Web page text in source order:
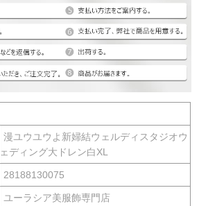
漫ユウユウよ新婦結ウェルディスタジオウ
ェディング大ドレン白XL
28188130075
ユーラシア美服飾専門店